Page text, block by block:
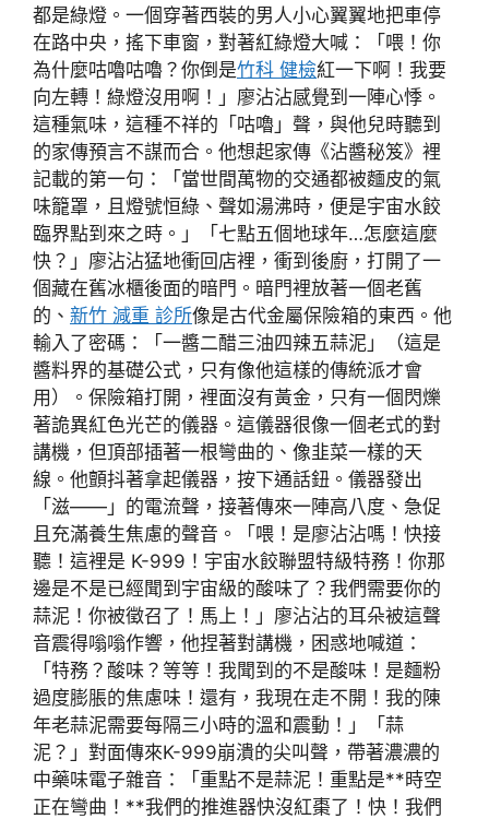
都是綠燈。一個穿著西裝的男人小心翼翼地把車停
在路中央，搖下車窗，對著紅綠燈大喊：「喂！你
為什麼咕嚕咕嚕？你倒是竹科 健檢紅一下啊！我要
向左轉！綠燈沒用啊！」廖沾沾感覺到一陣心悸。
這種氣味，這種不祥的「咕嚕」聲，與他兒時聽到
的家傳預言不謀而合。他想起家傳《沾醬秘笈》裡
記載的第一句：「當世間萬物的交通都被麵皮的氣
味籠罩，且燈號恒綠、聲如湯沸時，便是宇宙水餃
臨界點到來之時。」「七點五個地球年…怎麼這麼
快？」廖沾沾猛地衝回店裡，衝到後廚，打開了一
個藏在舊冰櫃後面的暗門。暗門裡放著一個老舊
的、 新竹 減重 診所像是古代金屬保險箱的東西。他
輸入了密碼：「一醬二醋三油四辣五蒜泥」（這是
醬料界的基礎公式，只有像他這樣的傳統派才會
用）。保險箱打開，裡面沒有黃金，只有一個閃爍
著詭異紅色光芒的儀器。這儀器很像一個老式的對
講機，但頂部插著一根彎曲的、像韭菜一樣的天
線。他顫抖著拿起儀器，按下通話鈕。儀器發出
「滋——」的電流聲，接著傳來一陣高八度、急促
且充滿養生焦慮的聲音。「喂！是廖沾沾嗎！快接
聽！這裡是 K-999！宇宙水餃聯盟特級特務！你那
邊是不是已經聞到宇宙級的酸味了？我們需要你的
蒜泥！你被徵召了！馬上！」廖沾沾的耳朵被這聲
音震得嗡嗡作響，他捏著對講機，困惑地喊道：
「特務？酸味？等等！我聞到的不是酸味！是麵粉
過度膨脹的焦慮味！還有，我現在走不開！我的陳
年老蒜泥需要每隔三小時的溫和震動！」「蒜
泥？」對面傳來K-999崩潰的尖叫聲，帶著濃濃的
中藥味電子雜音：「重點不是蒜泥！重點是**時空
正在彎曲！**我們的推進器快沒紅棗了！快！我們